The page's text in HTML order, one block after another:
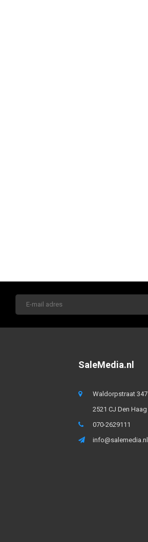
SaleMedia.nl
Waldorpstraat 347
2521 CJ Den Haag
070-2629111
info@salemedia.nl